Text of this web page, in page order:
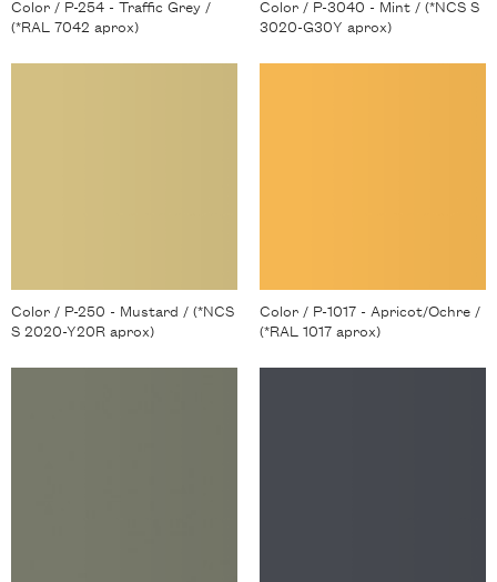
Color / P-254 - Traffic Grey /
(*RAL 7042 aprox)
Color / P-3040 - Mint / (*NCS S
3020-G30Y aprox)
Color / P-250 - Mustard / (*NCS
S 2020-Y20R aprox)
Color / P-1017 - Apricot/Ochre /
(*RAL 1017 aprox)